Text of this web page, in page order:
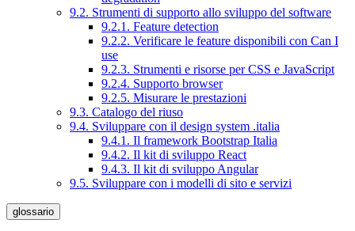
9.2. Strumenti di supporto allo sviluppo del software
9.2.1. Feature detection
9.2.2. Verificare le feature disponibili con Can I
use
9.2.3. Strumenti e risorse per CSS e JavaScript
9.2.4. Supporto browser
9.2.5. Misurare le prestazioni
9.3. Catalogo del riuso
9.4. Sviluppare con il design system .italia
9.4.1. Il framework Bootstrap Italia
9.4.2. Il kit di sviluppo React
9.4.3. Il kit di sviluppo Angular
9.5. Sviluppare con i modelli di sito e servizi
glossario